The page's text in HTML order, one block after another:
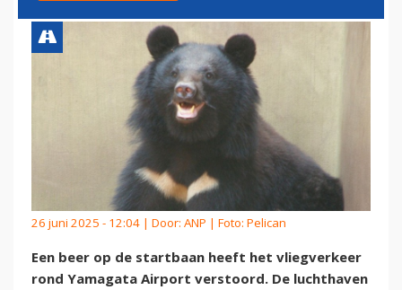
26 juni 2025 - 12:04 | Door: ANP | Foto: Pelican
Een beer op de startbaan heeft het vliegverkeer
rond Yamagata Airport verstoord. De luchthaven